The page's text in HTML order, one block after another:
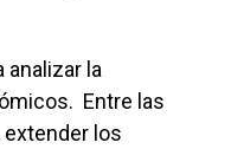
analizar la
Entre las
los